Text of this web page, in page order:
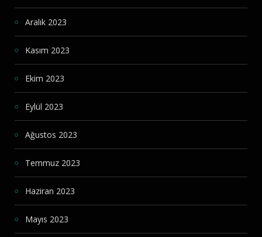
Aralık 2023
Kasım 2023
Ekim 2023
Eylül 2023
Ağustos 2023
Temmuz 2023
Haziran 2023
Mayıs 2023